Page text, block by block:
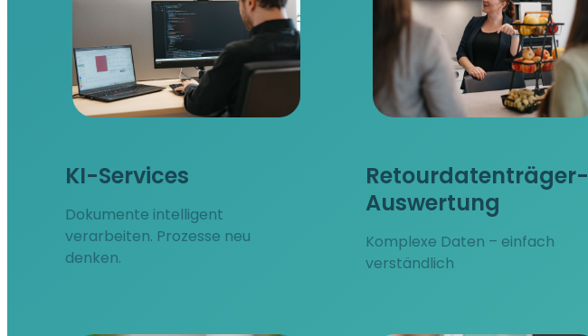
KI-Services
Dokumente intelligent
verarbeiten. Prozesse neu
denken.
Retourdatenträger-
Auswertung
Komplexe Daten – einfach
verständlich